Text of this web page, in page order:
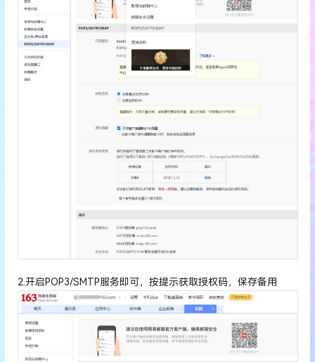
2.开启POP3/SMTP服务即可，按提示获取授权码，保存备用